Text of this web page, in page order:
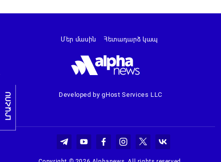
ԼՐԱՀՈՍ Developed by gHost Services LLC
Մեր մասին Հետադարձ կապ